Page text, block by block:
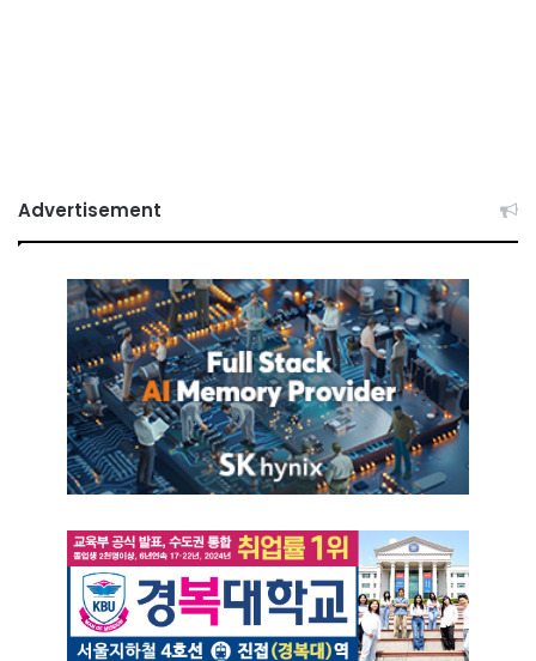
Advertisement